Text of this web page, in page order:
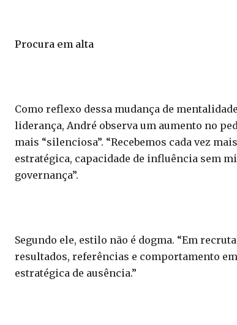
Procura em alta
Como reflexo dessa mudança de
liderança, André observa um aumento no
mais “silenciosa”. “Recebemos cada vez
estratégica, capacidade de influência sem
governança”.
Segundo ele, estilo não é dogma. “Em
resultados, referências e comportamento
estratégica de ausência.”